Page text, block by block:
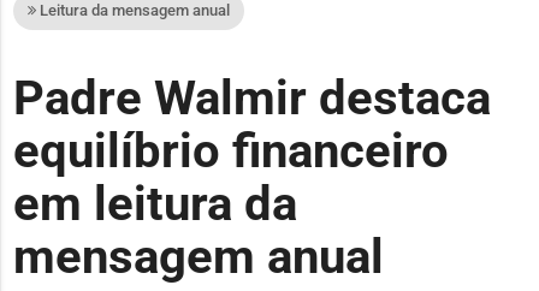
Leitura da mensagem anual
Padre Walmir destaca
equilíbrio financeiro
em leitura da
mensagem anual